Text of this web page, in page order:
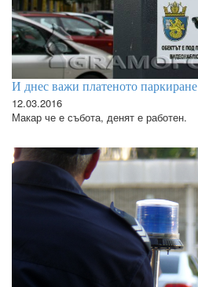
И днес важи платеното паркиране
12.03.2016
Макар че е събота, денят е работен.